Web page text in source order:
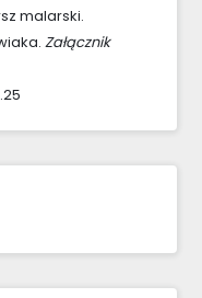
malarski.
Załącznik